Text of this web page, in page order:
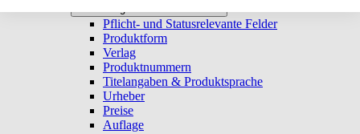
Pflicht- und Statusrelevante Felder
Produktform
Verlag
Produktnummern
Titelangaben & Produktsprache
Urheber
Preise
Auflage